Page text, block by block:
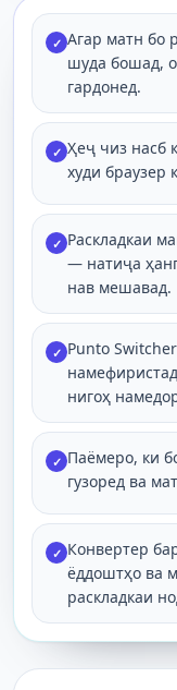
✓ Агар матн бо
шуда бошад,
гардонед.
✓ Ҳеҷ чиз насб
худи браузер
✓ Раскладкаи
— натиҷа
нав мешавад.
✓ Punto
нигоҳ
✓ Паёмеро, ки
гузоред ва
✓ Конвертер
ёддоштҳо ва
раскладкаи